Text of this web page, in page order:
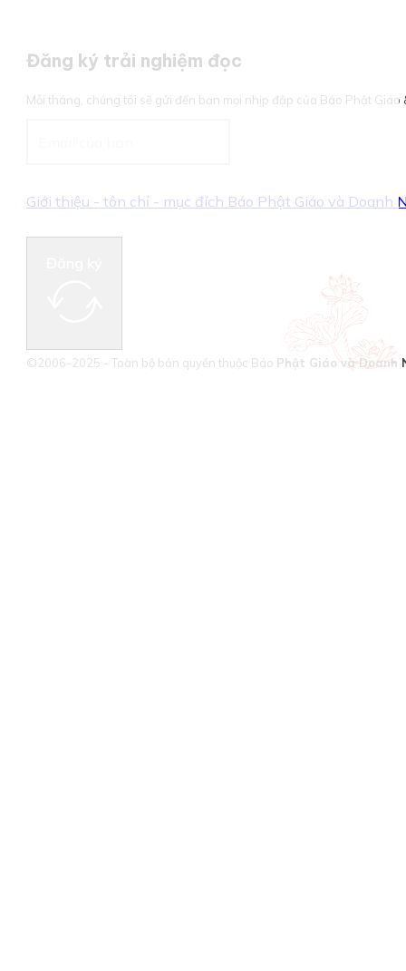
Đăng ký trải nghiệm đọc
Mỗi tháng, chúng tôi sẽ gửi đến bạn mọi nhịp đập của Báo Phật Giáo
Giới thiệu - tôn chỉ - mục đích Báo Phật Giáo và Doanh
©2006-2025 - Toàn bộ bản quyền thuộc Báo Phật Giáo và Doanh